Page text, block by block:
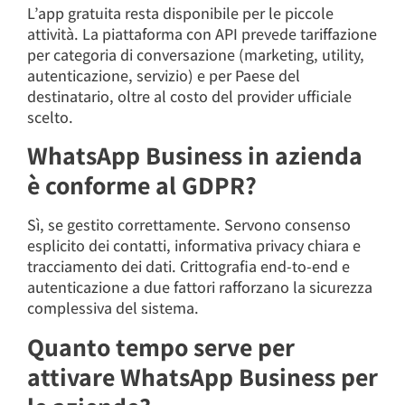
L’app gratuita resta disponibile per le piccole
attività. La piattaforma con API prevede tariffazione
per categoria di conversazione (marketing, utility,
autenticazione, servizio) e per Paese del
destinatario, oltre al costo del provider ufficiale
scelto.
WhatsApp Business in azienda
è conforme al GDPR?
Sì, se gestito correttamente. Servono consenso
esplicito dei contatti, informativa privacy chiara e
tracciamento dei dati. Crittografia end-to-end e
autenticazione a due fattori rafforzano la sicurezza
complessiva del sistema.
Quanto tempo serve per
attivare WhatsApp Business per